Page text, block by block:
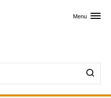
Menu